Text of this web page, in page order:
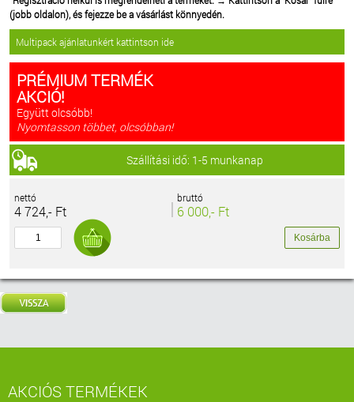
(jobb oldalon), és fejezze be a vásárlást könnyedén.
Multipack ajánlatunkért kattintson ide
PRÉMIUM TERMÉK
AKCIÓ!
Együtt olcsóbb!
Nyomtasson többet, olcsóbban!
Szállítási idő: 1-5 munkanap
nettó
4 724,- Ft
bruttó
6 000,- Ft
AKCIÓS TERMÉKEK